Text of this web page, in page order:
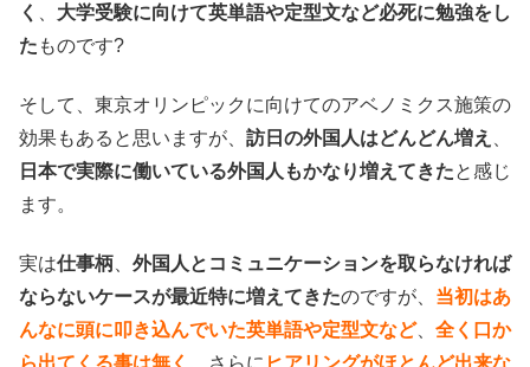
く
大学受験に向けて英単語や定型文など必死に勉強をし
た ものです?
そして、東京オリンピックに向けてのアベノミクス施策の
効果もあると思いますが、 訪日の外国人はどんどん増え
日本で実際に働いている外国人もかなり増えてきたと感じ
ます。
実は仕事柄、 外国人とコミュニケーションを取らなければ
ならないケースが最近特に増えてきたのですが、 当初はあ
んなに頭に叩き込んでいた英単語や定型文など、 全く口か